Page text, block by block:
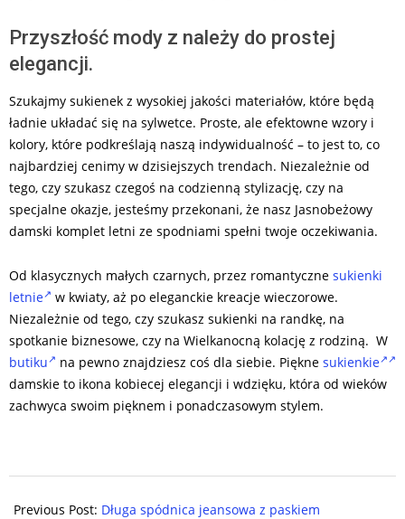
Przyszłość mody z należy do prostej
elegancji.
Szukajmy sukienek z wysokiej jakości materiałów, które będą
ładnie układać się na sylwetce. Proste, ale efektowne wzory i
kolory, które podkreślają naszą indywidualność – to jest to, co
najbardziej cenimy w dzisiejszych trendach. Niezależnie od
tego, czy szukasz czegoś na codzienną stylizację, czy na
specjalne okazje, jesteśmy przekonani, że nasz Jasnobeżowy
damski komplet letni ze spodniami spełni twoje oczekiwania.
Od klasycznych małych czarnych, przez romantyczne sukienki
letnie
w kwiaty, aż po eleganckie kreacje wieczorowe.
Niezależnie od tego, czy szukasz sukienki na randkę, na
spotkanie biznesowe, czy na Wielkanocną kolację z rodziną. W
butiku
na pewno znajdziesz coś dla siebie. Piękne sukienkie
damskie to ikona kobiecej elegancji i wdzięku, która od wieków
zachwyca swoim pięknem i ponadczasowym stylem.
06-
Previous Post: Długa spódnica jeansowa z paskiem